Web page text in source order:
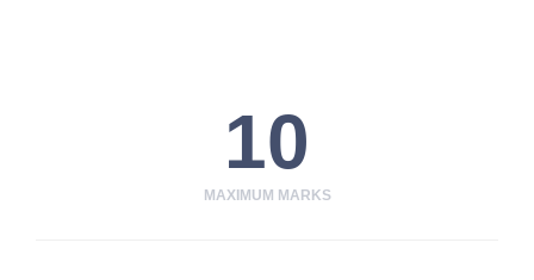
10
MAXIMUM MARKS